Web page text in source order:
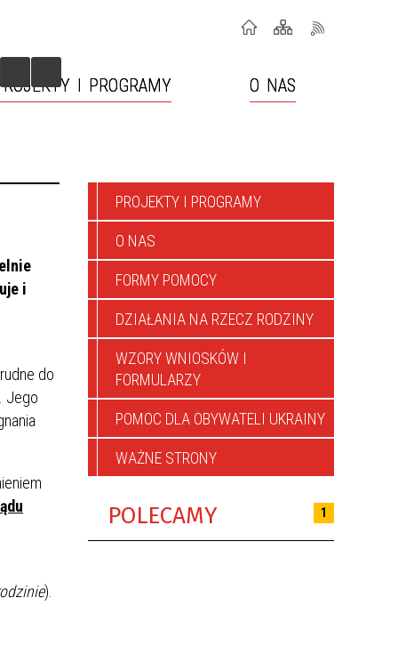
I PROGRAMY O NAS
i
do
Jego
).
PROJEKTY I PROGRAMY
O NAS
FORMY POMOCY
DZIAŁANIA NA RZECZ RODZINY
WZORY WNIOSKÓW I
FORMULARZY
POMOC DLA OBYWATELI UKRAINY
WAŻNE STRONY
POLECAMY 1